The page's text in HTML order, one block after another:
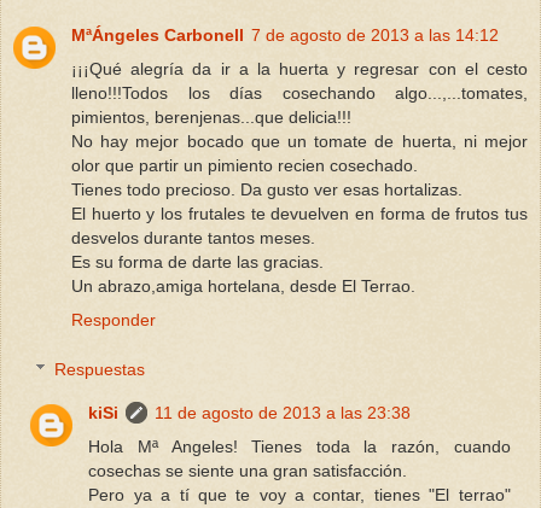
MªÁngeles Carbonell 7 de agosto de 2013 a las 14:12
¡¡¡Qué alegría da ir a la huerta y regresar con el cesto
lleno!!!Todos los días cosechando algo...,...tomates,
pimientos, berenjenas...que delicia!!!
No hay mejor bocado que un tomate de huerta, ni mejor
olor que partir un pimiento recien cosechado.
Tienes todo precioso. Da gusto ver esas hortalizas.
El huerto y los frutales te devuelven en forma de frutos tus
desvelos durante tantos meses.
Es su forma de darte las gracias.
Un abrazo,amiga hortelana, desde El Terrao.
Responder
Respuestas
kiSi
11 de agosto de 2013 a las 23:38
Hola Mª Angeles! Tienes toda la razón, cuando
cosechas se siente una gran satisfacción.
Pero ya a tí que te voy a contar, tienes "El terrao"